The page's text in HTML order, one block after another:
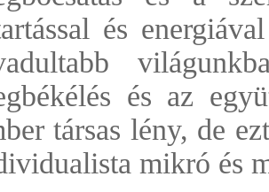
és
és az
társas lény, de
mikró és